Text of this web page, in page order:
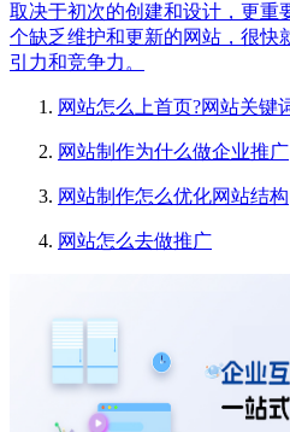
取决于初次的创建和设计，更重
个缺乏维护和更新的网站，很快
引力和竞争力。
网站怎么上首页?网站关键
网站制作为什么做企业推广
网站制作怎么优化网站结构
网站怎么去做推广